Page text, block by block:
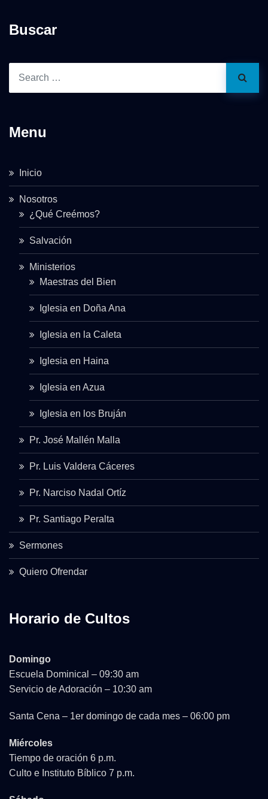
Buscar
Menu
Inicio
Nosotros
¿Qué Creémos?
Salvación
Ministerios
Maestras del Bien
Iglesia en Doña Ana
Iglesia en la Caleta
Iglesia en Haina
Iglesia en Azua
Iglesia en los Bruján
Pr. José Mallén Malla
Pr. Luis Valdera Cáceres
Pr. Narciso Nadal Ortíz
Pr. Santiago Peralta
Sermones
Quiero Ofrendar
Horario de Cultos
Domingo
Escuela Dominical – 09:30 am
Servicio de Adoración – 10:30 am
Santa Cena – 1er domingo de cada mes – 06:00 pm
Miércoles
Tiempo de oración 6 p.m.
Culto e Instituto Bíblico 7 p.m.